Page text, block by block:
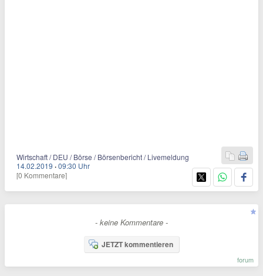
Wirtschaft / DEU / Börse / Börsenbericht / Livemeldung
14.02.2019 ·09:30 Uhr
[0 Kommentare]
- keine Kommentare -
JETZT kommentieren
forum